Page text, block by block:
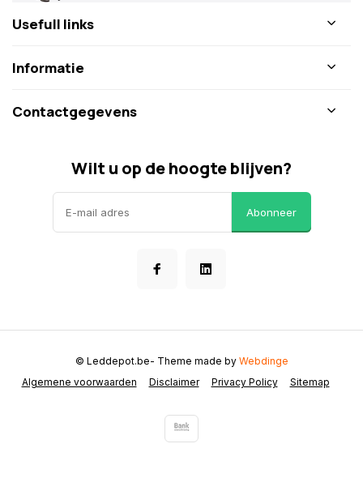
Usefull links
Informatie
Contactgegevens
Wilt u op de hoogte blijven?
Abonneer
Algemene voorwaarden Disclaimer Privacy Policy Sitemap
© Leddepot.be- Theme made by Webdinge